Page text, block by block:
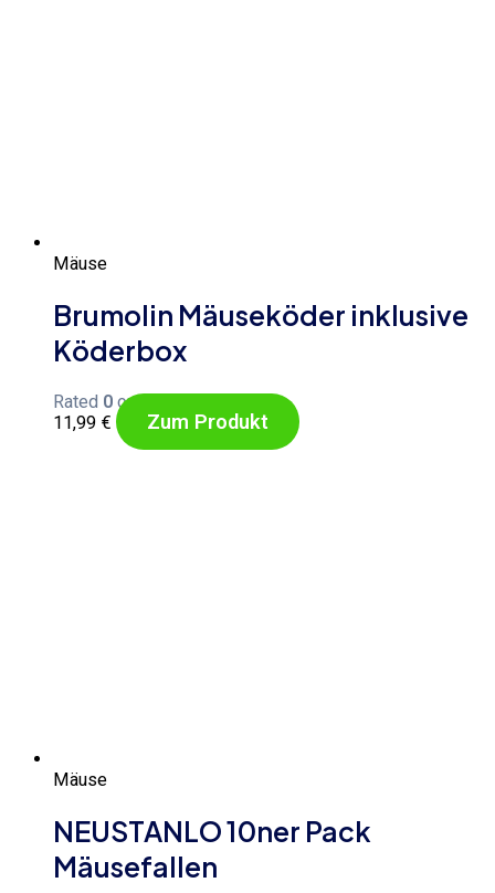
Mäuse
Brumolin Mäuseköder inklusive
Köderbox
Rated 0 out of 5
11,99 € Zum Produkt
Mäuse
NEUSTANLO 10ner Pack
Mäusefallen